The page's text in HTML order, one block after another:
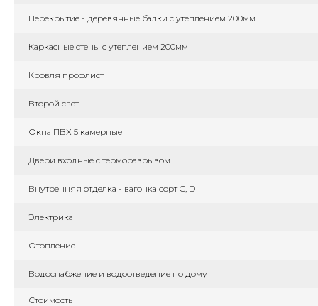
Перекрытие - деревянные балки с утеплением 200мм
Каркасные стены с утеплением 200мм
Кровля профлист
Второй свет
Окна ПВХ 5 камерные
Двери входные с терморазрывом
Внутренняя отделка - вагонка сорт C, D
Электрика
Отопление
Водоснабжение и водоотведение по дому
Стоимость